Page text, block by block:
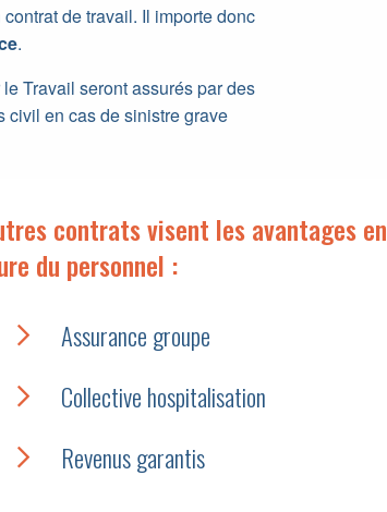
de travail. Il importe donc
.
Travail seront assurés par des
civil en cas de sinistre grave
contrats visent les avantages en
du personnel :
Assurance groupe
Collective hospitalisation
Revenus garantis